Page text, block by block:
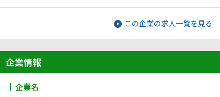
この企業の求人一覧を見る
企業情報
企業名